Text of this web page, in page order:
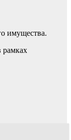
имущества.
рамках